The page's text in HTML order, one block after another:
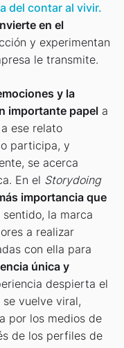
del contar al vivir.
en el
y experimentan
le transmite.
y la
importante papel a
ese relato
participa, y
se acerca
En el Storydoing
importancia que
sentido, la marca
a realizar
con ella para
única y
despierta el
vuelve viral,
por los medios de
de los perfiles de